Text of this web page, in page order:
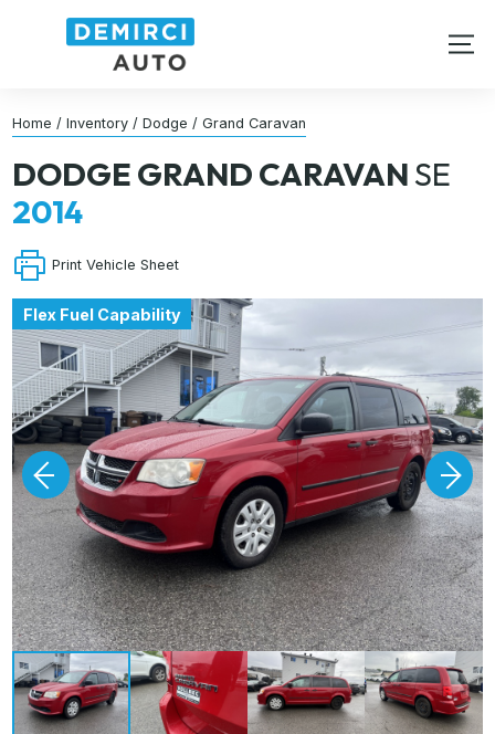
Home / Inventory / Dodge / Grand Caravan
DODGEGRAND CARAVANSE
2014
Print Vehicle Sheet
Flex Fuel Capability